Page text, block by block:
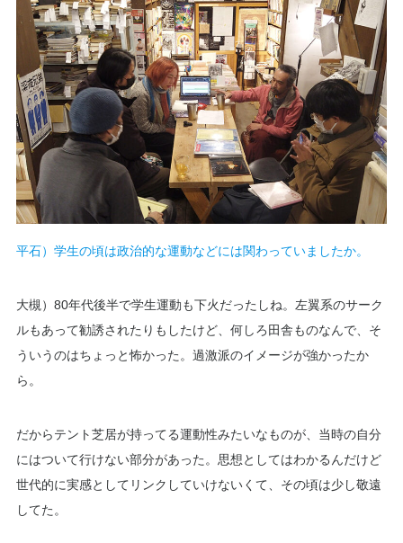
平石）学生の頃は政治的な運動などには関わっていましたか。
大槻）80年代後半で学生運動も下火だったしね。左翼系のサーク
ルもあって勧誘されたりもしたけど、何しろ田舎ものなんで、そ
ういうのはちょっと怖かった。過激派のイメージが強かったか
ら。
だからテント芝居が持ってる運動性みたいなものが、当時の自分
にはついて行けない部分があった。思想としてはわかるんだけど
世代的に実感としてリンクしていけないくて、その頃は少し敬遠
してた。